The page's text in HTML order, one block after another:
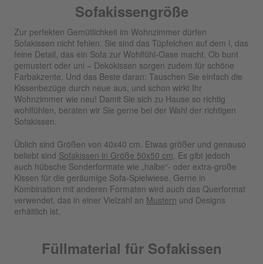
Sofakissengröße
Zur perfekten Gemütlichkeit im Wohnzimmer dürfen
Sofakissen nicht fehlen. Sie sind das Tüpfelchen auf dem i, das
feine Detail, das ein Sofa zur Wohlfühl-Oase macht. Ob bunt
gemustert oder uni – Dekokissen sorgen zudem für schöne
Farbakzente. Und das Beste daran: Tauschen Sie einfach die
Kissenbezüge durch neue aus, und schon wirkt Ihr
Wohnzimmer wie neu! Damit Sie sich zu Hause so richtig
wohlfühlen, beraten wir Sie gerne bei der Wahl der richtigen
Sofakissen.
Üblich sind Größen von 40x40 cm. Etwas größer und genauso
beliebt sind Sofakissen in Größe 50x50 cm . Es gibt jedoch
auch hübsche Sonderformate wie „halbe“- oder extra-große
Kissen für die geräumige Sofa-Spielwiese. Gerne in
Kombination mit anderen Formaten wird auch das Querformat
verwendet, das in einer Vielzahl an Mustern und Designs
erhältlich ist.
Füllmaterial für Sofakissen